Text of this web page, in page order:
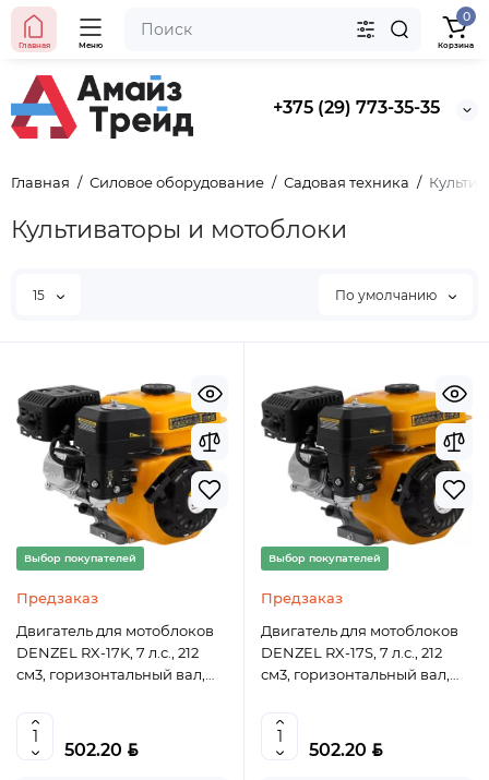
+375 (29) 773-35-35
Главная Меню
0
Корзина
Главная Силовое оборудование Садовая техника
Культиваторы и мотоблоки
15 По умолчанию
Выбор покупателей
Предзаказ
Двигатель для мотоблоков
DENZEL RX-17K, 7 л.с., 212
см3, горизонтальный вал,
502.20 BYN
Выбор покупателей
Предзаказ
Двигатель для мотоблоков
DENZEL RX-17S, 7 л.с., 212
см3, горизонтальный вал,
502.20 BYN